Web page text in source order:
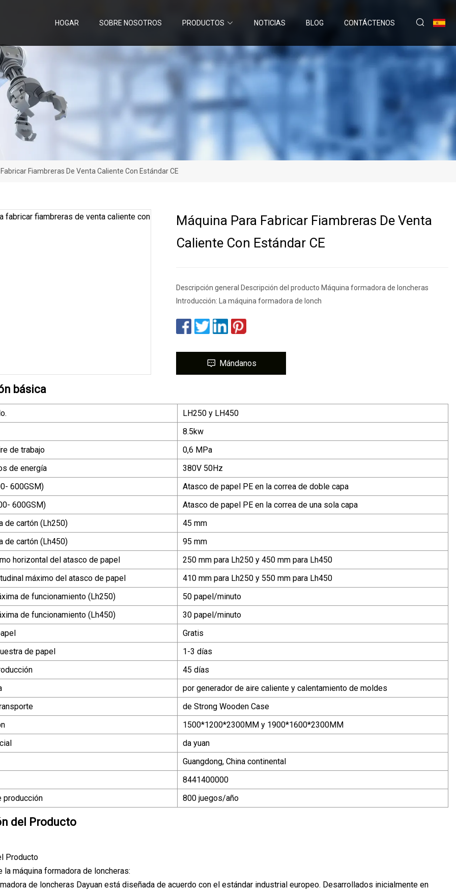
HOGAR SOBRE NOSOTROS PRODUCTOS NOTICIAS BLOG CONTÁCTENOS
Fiambreras De Venta Caliente Con Estándar CE
Máquina Para Fabricar Fiambreras De Venta
Caliente Con Estándar CE
Descripción general Descripción del producto Máquina formadora de loncheras
Introducción: La máquina formadora de lonch
Mándanos
básica
LH250 y LH450
8.5kw
de trabajo
0,6 MPa
de energía
380V 50Hz
600GSM)
Atasco de papel PE en la correa de doble capa
600GSM)
Atasco de papel PE en la correa de una sola capa
de cartón (Lh250)
45 mm
de cartón (Lh450)
95 mm
horizontal del atasco de papel
250 mm para Lh250 y 450 mm para Lh450
máximo del atasco de papel
410 mm para Lh250 y 550 mm para Lh450
de funcionamiento (Lh250)
50 papel/minuto
de funcionamiento (Lh450)
30 papel/minuto
Gratis
de papel
1-3 días
45 días
por generador de aire caliente y calentamiento de moldes
de Strong Wooden Case
1500*1200*2300MM y 1900*1600*2300MM
da yuan
Guangdong, China continental
8441400000
producción
800 juegos/año
del Producto
Producto
la máquina formadora de loncheras:
de loncheras Dayuan está diseñada de acuerdo con el estándar industrial europeo. Desarrollados inicialmente en